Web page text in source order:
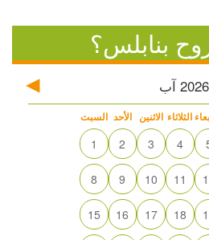
بنابلس؟
2026 آب
السبت الأحد الاثنين الثلاثاء
1 2 3 4
8 9 10 11
15 16 17 18